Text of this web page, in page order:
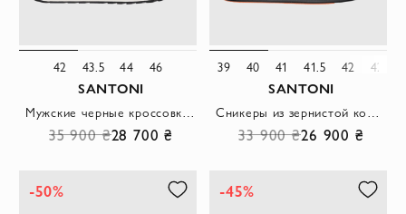
42 43.5 44 46
SANTONI
Мужские черные кроссовки из эластичного трикотажа с нубуковыми вставками
35 900 ₴28 700 ₴
39 40 41 41.5 42 42.5
SANTONI
Сникеры из зернистой кожи с лаконичной прострочкой и матовой подошвой
33 900 ₴26 900 ₴
-50% -45%